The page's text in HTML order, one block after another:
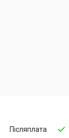
Післяплата